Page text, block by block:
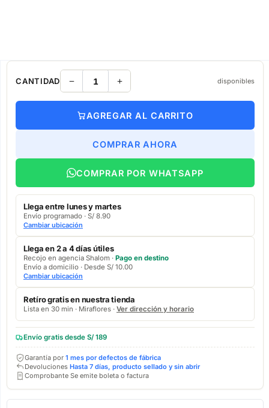
CANTIDAD disponibles
AGREGAR AL CARRITO
COMPRAR AHORA
COMPRAR POR WHATSAPP
Llega entre lunes y martes
Envío programado · S/ 8.90
Cambiar ubicación
Llega en 2 a 4 días útiles
Recojo en agencia Shalom · Pago en destino
Envío a domicilio · Desde S/ 10.00
Cambiar ubicación
Retíro gratis en nuestra tienda
Lista en 30 min · Miraflores · Ver dirección y horario
Envío gratis desde S/ 189
Garantía por 1 mes por defectos de fábrica
Devoluciones Hasta 7 días, producto sellado y sin abrir
Comprobante Se emite boleta o factura